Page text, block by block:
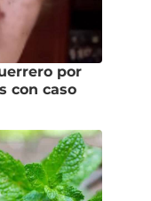
por
con caso